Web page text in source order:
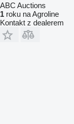
ABC Auctions
1 roku na Agroline
Kontakt z dealerem